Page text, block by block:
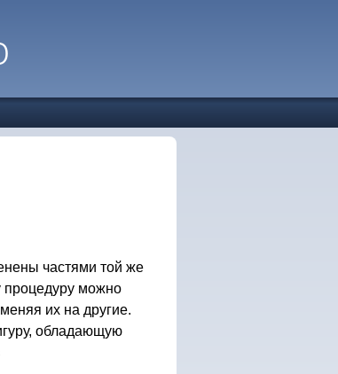
частями той же
процедуру можно
их на другие.
обладающую